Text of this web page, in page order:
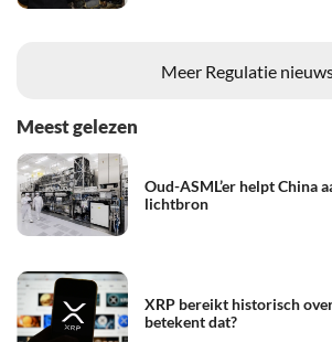
Meer Regulatie
Meest gelezen
Oud-ASML’er helpt China
lichtbron
XRP bereikt historisch
betekent dat?